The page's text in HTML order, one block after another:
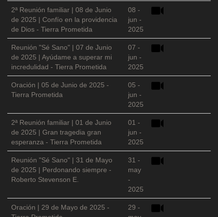
2ª Reunión familiar | 08 de Junio
de 2025 | Confío en la providencia
de Dios - Tierra Prometida
08 -
jun -
2025
Reunión "Sé Sano" | 07 de Junio
de 2025 | Ayúdame a superar mi
incredulidad - Tierra Prometida
07 -
jun -
2025
Oración | 05 de Junio de 2025 -
Tierra Prometida
05 -
jun -
2025
2ª Reunión familiar | 01 de Junio
de 2025 | Gran tragedia gran
esperanza - Tierra Prometida
01 -
jun -
2025
Reunión "Sé Sano" | 31 de Mayo
de 2025 | Perdonando siempre -
Roberto Stevenson E.
31 -
may
-
2025
Oración | 29 de Mayo de 2025 -
29 -